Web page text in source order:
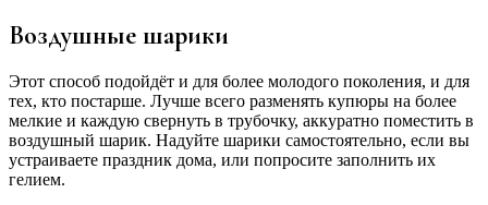
Воздушные шарики
Этот способ подойдёт и для более молодого поколения, и для
тех, кто постарше. Лучше всего разменять купюры на более
мелкие и каждую свернуть в трубочку, аккуратно поместить в
воздушный шарик. Надуйте шарики самостоятельно, если вы
устраиваете праздник дома, или попросите заполнить их
гелием.